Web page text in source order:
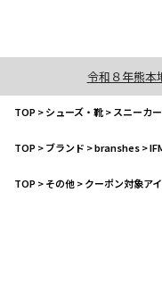
令和８年熊本
TOP>シューズ・靴>スニーカー
TOP>ブランド >branshes>
TOP>その他>クーポン対象ア